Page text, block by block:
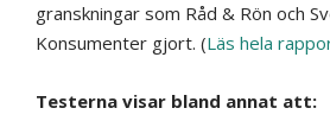
granskningar som Råd & Rön och
Konsumenter gjort. (Läs hela
Testerna visar bland annat att: